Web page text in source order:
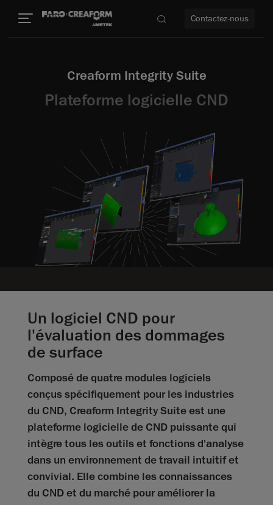
Contactez-nous
Creaform Integrity Suite
Plateforme logicielle CND
Un logiciel CND pour
l'évaluation des dommages
de surface
Composé de quatre modules logiciels
conçus spécifiquement pour les industries
du CND, Creaform Integrity Suite est une
plateforme logicielle de CND puissante qui
intègre tous les outils et fonctions d'analyse
dans un environnement de travail intuitif et
convivial. Elle combine les connaissances
du CND et du marché pour améliorer la